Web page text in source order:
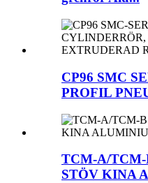
CP96 SMC
PROFIL
TCM-A/TCM-
STÖV KINA